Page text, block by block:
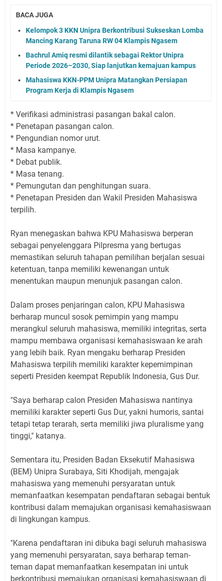
BACA JUGA
Kelompok 3 KKN Unipra Berkontribusi Sukseskan Lomba
Mancing Karang Taruna RW 04 Klampis Ngasem
Bachrul Amiq resmi dilantik sebagai Rektor Unipra
Periode 2026–2030, Siap lanjutkan kemajuan kampus
Mahasiswa KKN-PPM Unipra Matangkan Persiapan
Program Kerja di Klampis Ngasem
* Verifikasi administrasi pasangan bakal calon.
* Penetapan pasangan calon.
* Pengundian nomor urut.
* Masa kampanye.
* Debat publik.
* Masa tenang.
* Pemungutan dan penghitungan suara.
* Penetapan Presiden dan Wakil Presiden Mahasiswa
terpilih.
Ryan menegaskan bahwa KPU Mahasiswa berperan
sebagai penyelenggara Pilpresma yang bertugas
memastikan seluruh tahapan pemilihan berjalan sesuai
ketentuan, tanpa memiliki kewenangan untuk
menentukan maupun menunjuk pasangan calon.
Dalam proses penjaringan calon, KPU Mahasiswa
berharap muncul sosok pemimpin yang mampu
merangkul seluruh mahasiswa, memiliki integritas, serta
mampu membawa organisasi kemahasiswaan ke arah
yang lebih baik. Ryan mengaku berharap Presiden
Mahasiswa terpilih memiliki karakter kepemimpinan
seperti Presiden keempat Republik Indonesia, Gus Dur.
"Saya berharap calon Presiden Mahasiswa nantinya
memiliki karakter seperti Gus Dur, yakni humoris, santai
tetapi tetap terarah, serta memiliki jiwa pluralisme yang
tinggi," katanya.
Sementara itu, Presiden Badan Eksekutif Mahasiswa
(BEM) Unipra Surabaya, Siti Khodijah, mengajak
mahasiswa yang memenuhi persyaratan untuk
memanfaatkan kesempatan pendaftaran sebagai bentuk
kontribusi dalam memajukan organisasi kemahasiswaan
di lingkungan kampus.
"Karena pendaftaran ini dibuka bagi seluruh mahasiswa
yang memenuhi persyaratan, saya berharap teman-
teman dapat memanfaatkan kesempatan ini untuk
berkontribusi memajukan organisasi kemahasiswaan di